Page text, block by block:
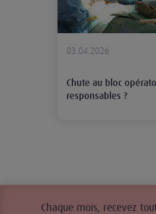
03.04.2026
Chute au bloc
responsables ?
Chaque mois, recevez